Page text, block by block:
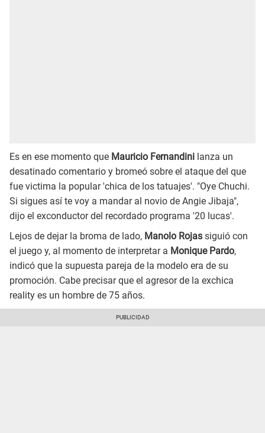
Es en ese momento que Mauricio Fernandini lanza un
desatinado comentario y bromeó sobre el ataque del que
fue victima la popular 'chica de los tatuajes'. "Oye Chuchi.
Si sigues así te voy a mandar al novio de Angie Jibaja",
dijo el exconductor del recordado programa '20 lucas'.
Lejos de dejar la broma de lado, Manolo Rojas siguió con
el juego y, al momento de interpretar a Monique Pardo,
indicó que la supuesta pareja de la modelo era de su
promoción. Cabe precisar que el agresor de la exchica
reality es un hombre de 75 años.